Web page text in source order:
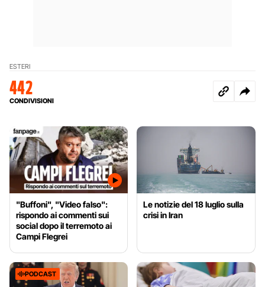
ESTERI
442
CONDIVISIONI
"Buffoni", "Video falso":
rispondo ai commenti sui
social dopo il terremoto ai
Campi Flegrei
Le notizie del 18 luglio sulla
crisi in Iran
PODCAST